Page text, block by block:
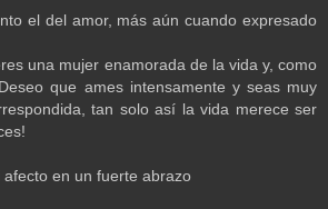
el del amor, más aún cuando expresado
una mujer enamorada de la vida y, como
que ames intensamente y seas muy
tan solo así la vida merece ser
afecto en un fuerte abrazo